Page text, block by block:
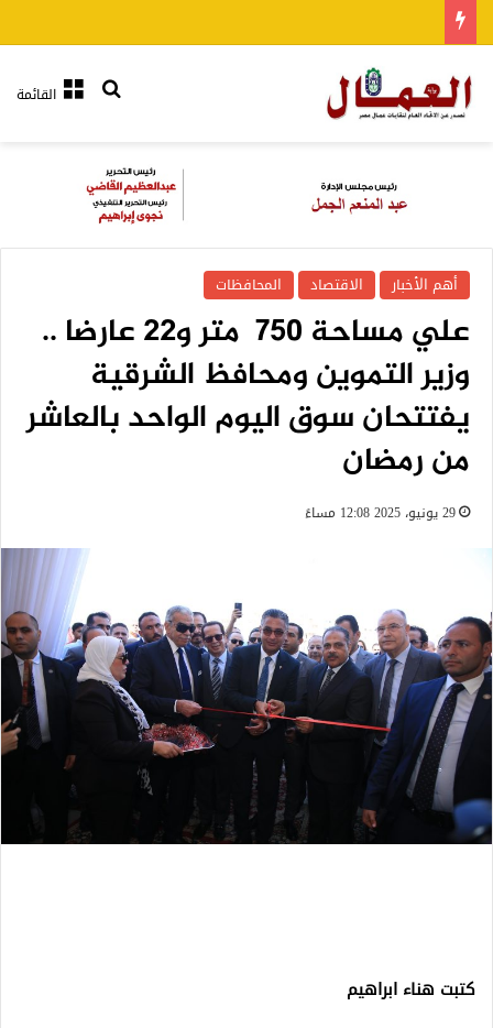
القائمةبحث عن
أهم الأخبار الاقتصاد المحافظات
علي مساحة ٧٥٠ متر و٢٢ عارضا ..
وزير التموين ومحافظ الشرقية
يفتتحان سوق اليوم الواحد بالعاشر
من رمضان
29 يونيو، 2025 12:08 مساءً
كتبت هناء ابراهيم